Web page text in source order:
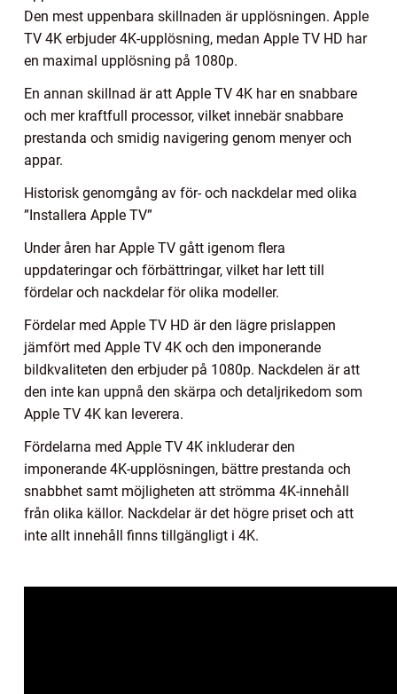
Den mest uppenbara skillnaden är upplösningen. Apple
TV 4K erbjuder 4K-upplösning, medan Apple TV HD har
en maximal upplösning på 1080p.
En annan skillnad är att Apple TV 4K har en snabbare
och mer kraftfull processor, vilket innebär snabbare
prestanda och smidig navigering genom menyer och
appar.
Historisk genomgång av för- och nackdelar med olika
”Installera Apple TV”
Under åren har Apple TV gått igenom flera
uppdateringar och förbättringar, vilket har lett till
fördelar och nackdelar för olika modeller.
Fördelar med Apple TV HD är den lägre prislappen
jämfört med Apple TV 4K och den imponerande
bildkvaliteten den erbjuder på 1080p. Nackdelen är att
den inte kan uppnå den skärpa och detaljrikedom som
Apple TV 4K kan leverera.
Fördelarna med Apple TV 4K inkluderar den
imponerande 4K-upplösningen, bättre prestanda och
snabbhet samt möjligheten att strömma 4K-innehåll
från olika källor. Nackdelar är det högre priset och att
inte allt innehåll finns tillgängligt i 4K.